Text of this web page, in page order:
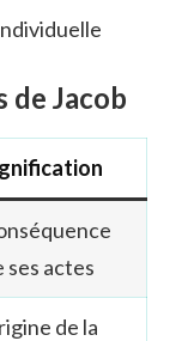
de Jacob
ses actes
de la